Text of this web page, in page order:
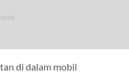
di dalam mobil